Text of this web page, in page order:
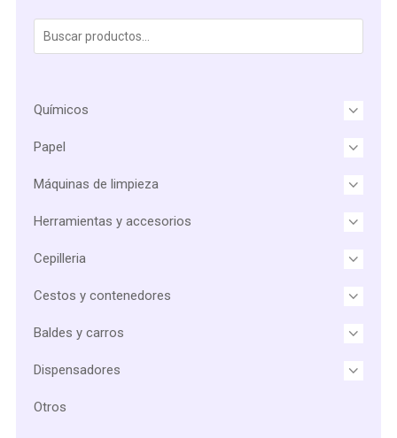
Químicos
Papel
Máquinas de limpieza
Herramientas y accesorios
Cepilleria
Cestos y contenedores
Baldes y carros
Dispensadores
Otros